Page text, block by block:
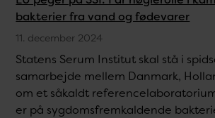
bakterier fra vand og fødevarer
11. december 2024
Statens Serum Institut skal stå i
samarbejde mellem Danmark,
om et såkaldt
er på sygdomsfremkaldende